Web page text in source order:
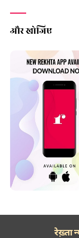
और खोजिए
रेख़्ता